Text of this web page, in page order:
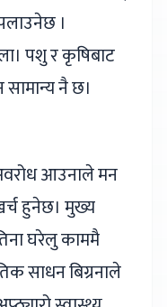
।
पशु र कृषिबाट
नै छ।
आउनाले मन
हुनेछ। मुख्य
घरेलु काममै
साधन बिग्रनाले